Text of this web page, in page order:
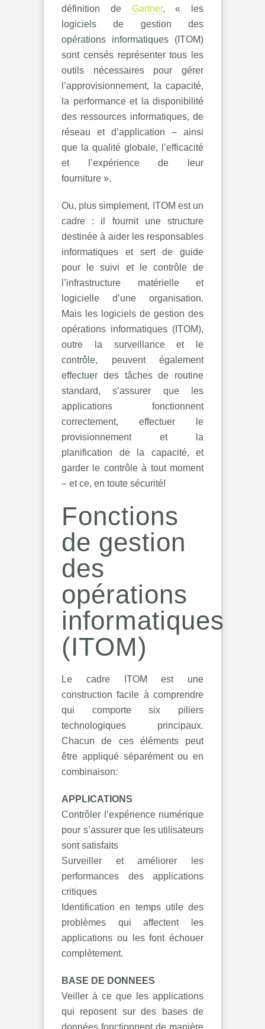
définition de Gartner, « les
logiciels de gestion des
opérations informatiques (ITOM)
sont censés représenter tous les
outils nécessaires pour gérer
l’approvisionnement, la capacité,
la performance et la disponibilité
des ressources informatiques, de
réseau et d’application – ainsi
que la qualité globale, l’efficacité
et l’expérience de leur
fourniture ».
Ou, plus simplement, ITOM est un
cadre : il fournit une structure
destinée à aider les responsables
informatiques et sert de guide
pour le suivi et le contrôle de
l’infrastructure matérielle et
logicielle d’une organisation.
Mais les logiciels de gestion des
opérations informatiques (ITOM),
outre la surveillance et le
contrôle, peuvent également
effectuer des tâches de routine
standard, s’assurer que les
applications fonctionnent
correctement, effectuer le
provisionnement et la
planification de la capacité, et
garder le contrôle à tout moment
– et ce, en toute sécurité!
Fonctions
de gestion
des
opérations
informatiques
(ITOM)
Le cadre ITOM est une
construction facile à comprendre
qui comporte six piliers
technologiques principaux.
Chacun de ces éléments peut
être appliqué séparément ou en
combinaison:
APPLICATIONS
Contrôler l’expérience numérique
pour s’assurer que les utilisateurs
sont satisfaits
Surveiller et améliorer les
performances des applications
critiques
Identification en temps utile des
problèmes qui affectent les
applications ou les font échouer
complètement.
BASE DE DONNEES
Veiller à ce que les applications
qui reposent sur des bases de
données fonctionnent de manière